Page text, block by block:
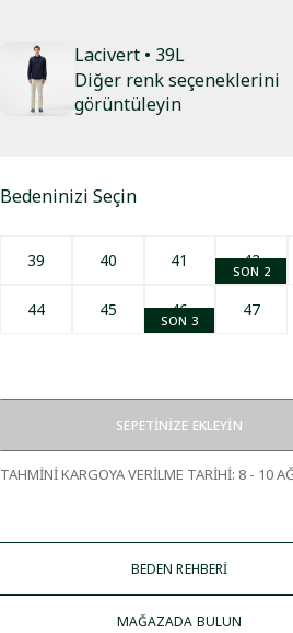
Lacivert • 39L
Diğer renk seçeneklerini
görüntüleyin
Bedeninizi Seçin
39 40 41 42
SON 2
44 45 46
SON 3
47
SEPETİNİZE EKLEYİN
TAHMİNİ KARGOYA VERİLME TARİHİ: 8 - 10
BEDEN REHBERİ
MAĞAZADA BULUN